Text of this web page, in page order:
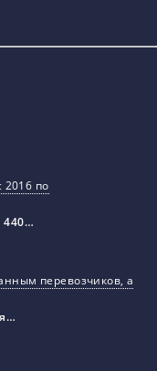
2016 по
440…
перевозчиков, а